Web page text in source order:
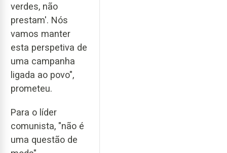
verdes, não
prestam'. Nós
vamos manter
esta perspetiva de
uma campanha
ligada ao povo",
prometeu.
Para o líder
comunista, "não é
uma questão de